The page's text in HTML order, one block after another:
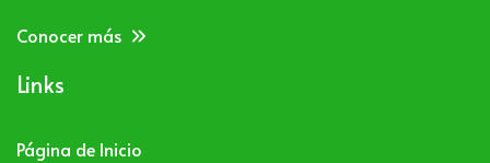
Conocer más
Links
Página de Inicio